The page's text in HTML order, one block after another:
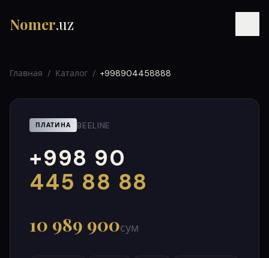
Nomer.uz
UZ УЗ
Главная / Каталог / +998904458888
ПЛАТИНА BEELINE
+998 90
445 88 88
000
999
10 989 900сум